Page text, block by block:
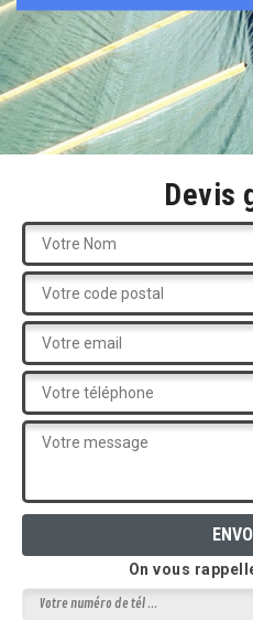
Devis
On vous